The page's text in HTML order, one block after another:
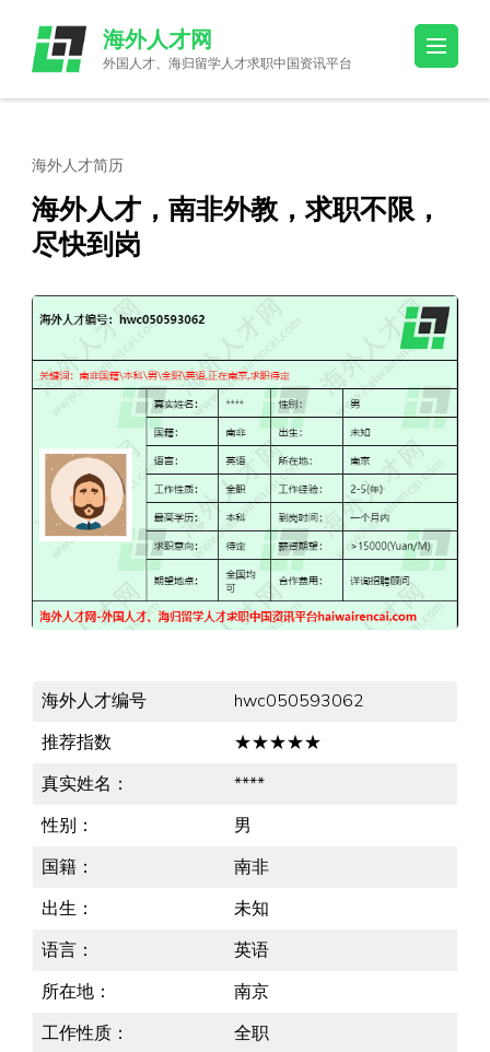
content
(Press
海外人才网
外国人才、海归留学人才求职中国资讯平台
海外人才简历
海外人才，南非外教，求职不限，
尽快到岗
海外人才编号
hwc050593062
推荐指数
★★★★★
真实姓名：
****
性别：
男
国籍：
南非
出生：
未知
语言：
英语
所在地：
南京
工作性质：
全职